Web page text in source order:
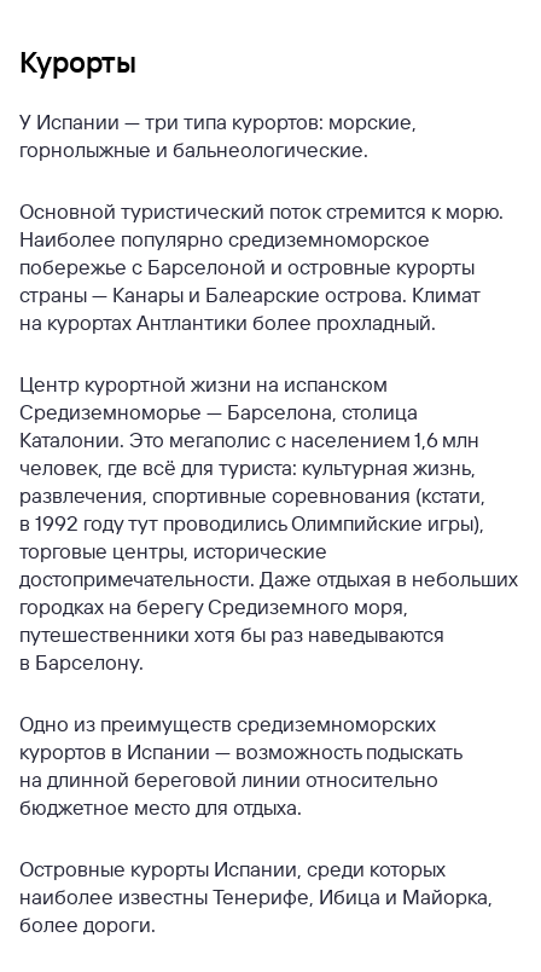
Курорты
У Испании — три типа курортов: морские,
горнолыжные и бальнеологические.
Основной туристический поток стремится к морю.
Наиболее популярно средиземноморское
побережье с Барселоной и островные курорты
страны — Канары и Балеарские острова. Климат
на курортах Антлантики более прохладный.
Центр курортной жизни на испанском
Средиземноморье — Барселона, столица
Каталонии. Это мегаполис с населением 1,6 млн
человек, где всё для туриста: культурная жизнь,
развлечения, спортивные соревнования (кстати,
в 1992 году тут проводились Олимпийские игры),
торговые центры, исторические
достопримечательности. Даже отдыхая в небольших
городках на берегу Средиземного моря,
путешественники хотя бы раз наведываются
в Барселону.
Одно из преимуществ средиземноморских
курортов в Испании — возможность подыскать
на длинной береговой линии относительно
бюджетное место для отдыха.
Островные курорты Испании, среди которых
наиболее известны Тенерифе, Ибица и Майорка,
более дороги.